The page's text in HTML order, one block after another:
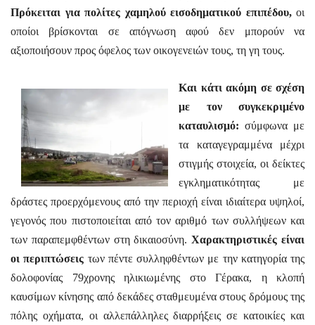
Πρόκειται για πολίτες χαμηλού εισοδηματικού επιπέδου,οι
οποίοι βρίσκονται σε απόγνωση αφού δεν μπορούν να
αξιοποιήσουν προς όφελος των οικογενειών τους, τη γη τους.
Και κάτι ακόμη σε σχέση
με τον συγκεκριμένο
καταυλισμό: σύμφωνα με
τα καταγεγραμμένα μέχρι
στιγμής στοιχεία, οι δείκτες
εγκληματικότητας με
δράστες προερχόμενους από την περιοχή είναι ιδιαίτερα υψηλοί,
γεγονός που πιστοποιείται από τον αριθμό των συλλήψεων και
των παραπεμφθέντων στη δικαιοσύνη.Χαρακτηριστικές είναι
οι περιπτώσεις των πέντε συλληφθέντων με την κατηγορία της
δολοφονίας 79χρονης ηλικιωμένης στο Γέρακα, η κλοπή
καυσίμων κίνησης από δεκάδες σταθμευμένα στους δρόμους της
πόλης οχήματα, οι αλλεπάλληλες διαρρήξεις σε κατοικίες και